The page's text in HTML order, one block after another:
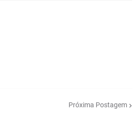
Próxima Postagem